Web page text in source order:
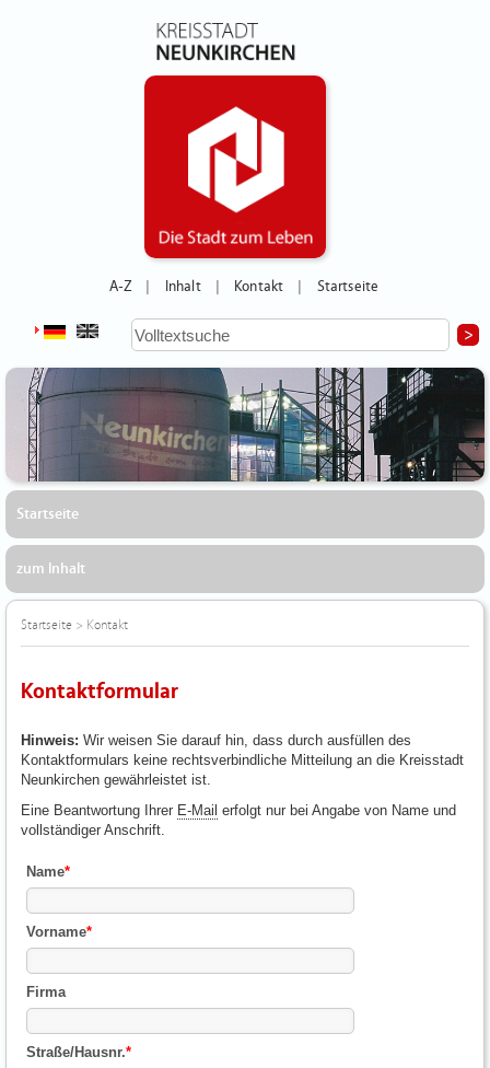
A-Z Inhalt Kontakt Startseite
Startseite
zum Inhalt
Startseite > Kontakt
Kontaktformular
Hinweis: Wir weisen Sie darauf hin, dass durch ausfüllen des
Kontaktformulars keine rechtsverbindliche Mitteilung an die Kreisstadt
Neunkirchen gewährleistet ist.
Eine Beantwortung Ihrer E-Mail erfolgt nur bei Angabe von Name und
vollständiger Anschrift.
Name*
Vorname*
Firma
Straße/Hausnr.*